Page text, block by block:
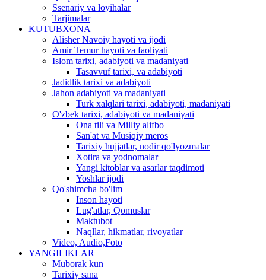
Ssenariy va loyihalar
Tarjimalar
KUTUBXONA
Alisher Navoiy hayoti va ijodi
Amir Temur hayoti va faoliyati
Islom tarixi, adabiyoti va madaniyati
Tasavvuf tarixi, va adabiyoti
Jadidlik tarixi va adabiyoti
Jahon adabiyoti va madaniyati
Turk xalqlari tarixi, adabiyoti, madaniyati
O'zbek tarixi, adabiyoti va madaniyati
Ona tili va Milliy alifbo
San'at va Musiqiy meros
Tarixiy hujjatlar, nodir qo'lyozmalar
Xotira va yodnomalar
Yangi kitoblar va asarlar taqdimoti
Yoshlar ijodi
Qo'shimcha bo'lim
Inson hayoti
Lug'atlar, Qomuslar
Maktubot
Naqllar, hikmatlar, rivoyatlar
Video, Audio,Foto
YANGILIKLAR
Muborak kun
Tarixiy sana